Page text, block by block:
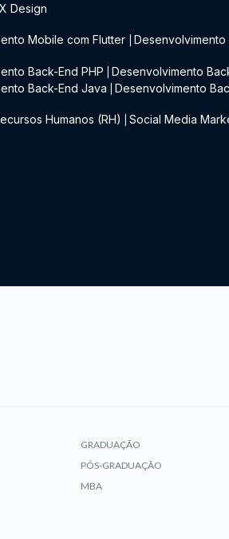
Design
Mobile com Flutter Desenvolvimento
Back-End PHP Desenvolvimento
Back-End Java Desenvolvimento
Humanos (RH) Social Media
GRADUAÇÃO
PÓS-GRADUAÇÃO
MBA